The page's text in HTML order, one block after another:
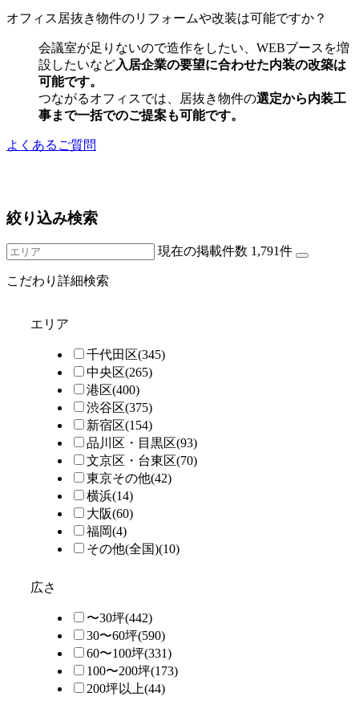
オフィス居抜き物件のリフォームや改装は可能ですか？
会議室が足りないので造作をしたい、WEBブースを増
設したいなど入居企業の要望に合わせた内装の改築は
可能です。
つながるオフィスでは、居抜き物件の選定から内装工
事まで一括でのご提案も可能です。
よくあるご質問
絞り込み検索
現在の掲載件数 1,791件
こだわり詳細検索
エリア
千代田区(345)
中央区(265)
港区(400)
渋谷区(375)
新宿区(154)
品川区・目黒区(93)
文京区・台東区(70)
東京その他(42)
横浜(14)
大阪(60)
福岡(4)
その他(全国)(10)
広さ
〜30坪(442)
30〜60坪(590)
60〜100坪(331)
100〜200坪(173)
200坪以上(44)